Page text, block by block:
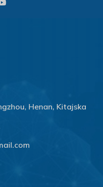
Henan, Kitajska
Slovenčina